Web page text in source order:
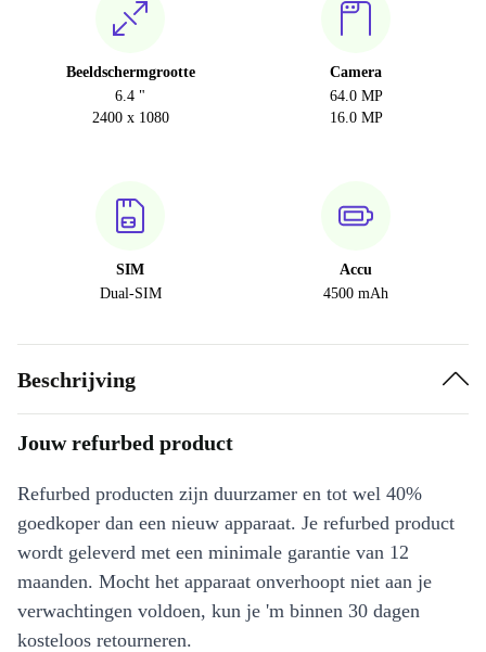
Beeldschermgrootte
6.4 "
2400 x 1080
Camera
64.0 MP
16.0 MP
SIM
Dual-SIM
Accu
4500 mAh
Beschrijving
Jouw refurbed product
Refurbed producten zijn duurzamer en tot wel 40%
goedkoper dan een nieuw apparaat. Je refurbed product
wordt geleverd met een minimale garantie van 12
maanden. Mocht het apparaat onverhoopt niet aan je
verwachtingen voldoen, kun je 'm binnen 30 dagen
kosteloos retourneren.